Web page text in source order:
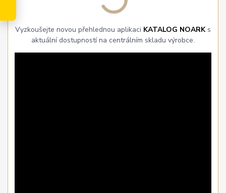
Vyzkoušejte novou přehlednou aplikaci KATALOG NOARKs
aktuální dostupností na centrálním skladu výrobce.